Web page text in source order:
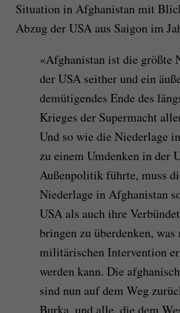
Situation in Afghanistan mit
Abzug der USA aus Saigon im
«Afghanistan ist die größte
der USA seither und ein
demütigendes Ende des
Krieges der Supermacht
Und so wie die Niederlage
zu einem Umdenken in der
Außenpolitik führte, muss
Niederlage in Afghanistan
USA als auch ihre
bringen zu überdenken,
militärischen Intervention
werden kann. Die
sind nun auf dem Weg